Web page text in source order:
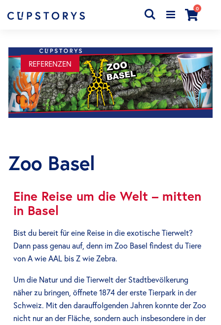
Cart
0produkty
Search
REFERENZEN
Zoo Basel
Eine Reise um die Welt – mitten
in Basel
Bist du bereit für eine Reise in die exotische Tierwelt?
Dann pass genau auf, denn im Zoo Basel findest du Tiere
von A wie AAL bis Z wie Zebra.
Um die Natur und die Tierwelt der Stadtbevölkerung
näher zu bringen, öffnete 1874 der erste Tierpark in der
Schweiz. Mit den darauffolgenden Jahren konnte der Zoo
nicht nur an der Fläche, sondern auch insbesondere in der